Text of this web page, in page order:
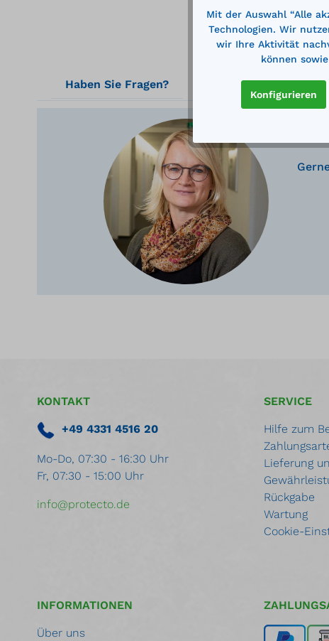
Haben Sie Fragen?
KONTAKT
+49 4331 4516 20
Mo-Do, 07:30 - 16:30 Uhr
Fr, 07:30 - 15:00 Uhr
info@protecto.de
SERVICE
Hilfe zum
Lieferung
Rückgabe
Wartung
Cookie-
INFORMATIONEN
Über uns
Mit der Auswahl “Alle
Technologien. Wir
wir Ihre Aktivität
können
Konfigurieren